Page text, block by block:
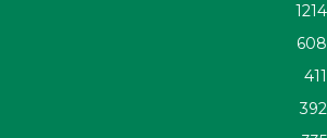
1214
608
411
392